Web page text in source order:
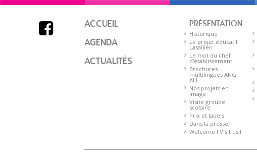

ACCUEIL
AGENDA
ACTUALITÉS
PRÉSENTATION
Historique
Le projet éducatif
Lasallien
Le mot du chef
d'établissement
Brochures
multilingues ANG
ALL
Nos projets en
image
Visite groupe
scolaire
Prix et labels
Dans la presse
Welcome ! Visit us !